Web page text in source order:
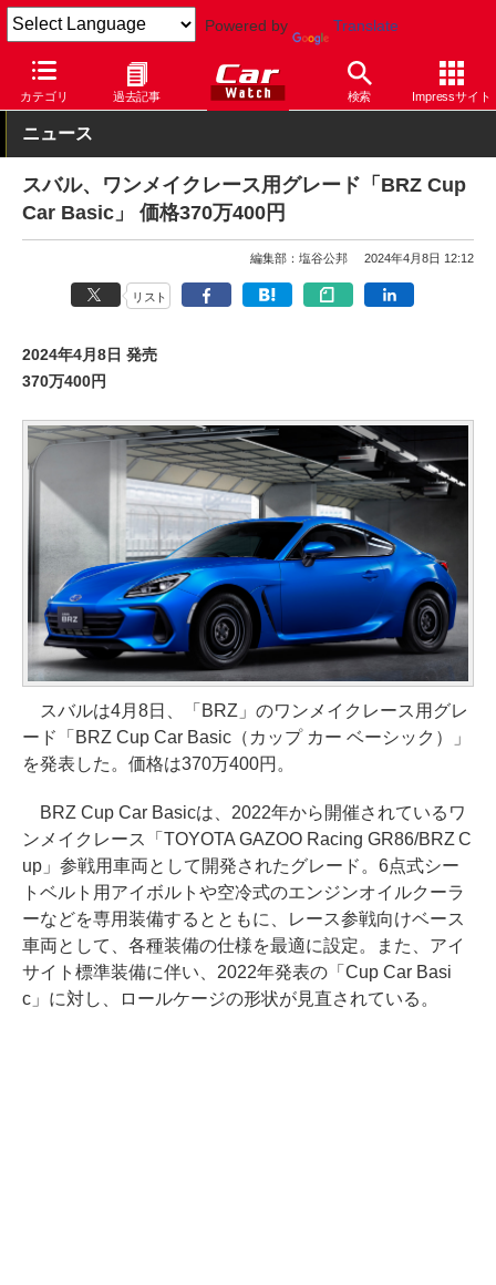
Powered by Translate
カテゴリ 過去記事 検索 Impressサイト
Car Watch 自動車 スバル BRZ
ニュース
スバル、ワンメイクレース用グレード「BRZ Cup
Car Basic」 価格370万400円
編集部：塩谷公邦 2024年4月8日 12:12
リスト
2024年4月8日 発売
370万400円
スバルは4月8日、「BRZ」のワンメイクレース用グレ
ード「BRZ Cup Car Basic（カップ カー ベーシック）」
を発表した。価格は370万400円。
BRZ Cup Car Basicは、2022年から開催されているワ
ンメイクレース「TOYOTA GAZOO Racing GR86/BRZ C
up」参戦用車両として開発されたグレード。6点式シー
トベルト用アイボルトや空冷式のエンジンオイルクーラ
ーなどを専用装備するとともに、レース参戦向けベース
車両として、各種装備の仕様を最適に設定。また、アイ
サイト標準装備に伴い、2022年発表の「Cup Car Basi
c」に対し、ロールケージの形状が見直されている。